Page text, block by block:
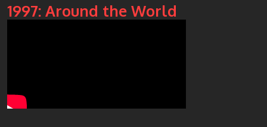
1997: Around the World